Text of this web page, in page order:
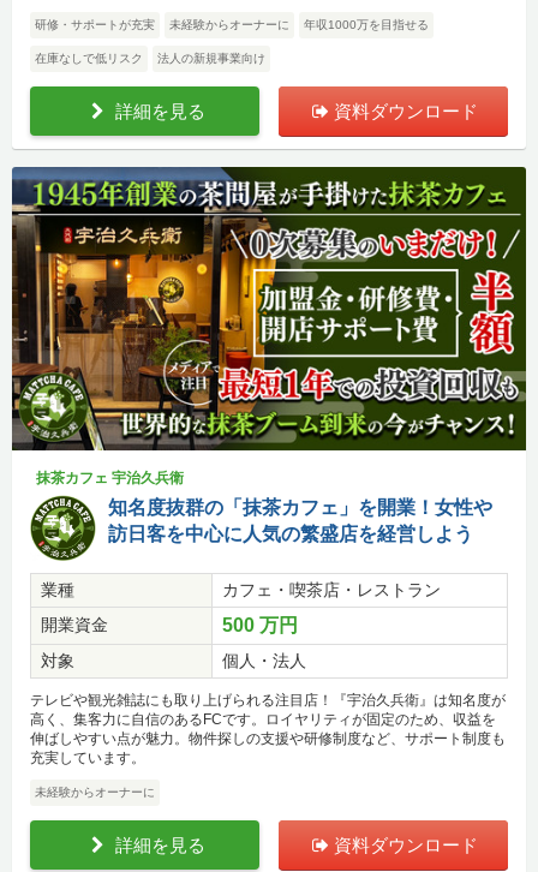
研修・サポートが充実 未経験からオーナーに 年収1000万を目指せる
在庫なしで低リスク 法人の新規事業向け
詳細を見る 資料ダウンロード
抹茶カフェ 宇治久兵衛
知名度抜群の「抹茶カフェ」を開業！女性や
訪日客を中心に人気の繁盛店を経営しよう
業種
カフェ・喫茶店・レストラン
開業資金
500 万円
対象 個人・法人
テレビや観光雑誌にも取り上げられる注目店！『宇治久兵衛』は知名度が
高く、集客力に自信のあるFCです。ロイヤリティが固定のため、収益を
伸ばしやすい点が魅力。物件探しの支援や研修制度など、サポート制度も
充実しています。
未経験からオーナーに
詳細を見る 資料ダウンロード